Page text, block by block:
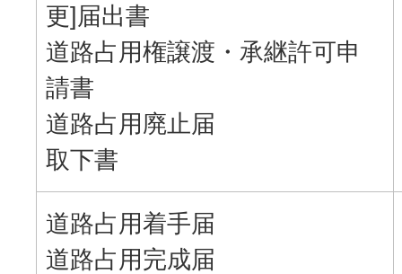
更]届出書
道路占用権譲渡・承継許可申
請書
道路占用廃止届
取下書
道路占用着手届
道路占用完成届